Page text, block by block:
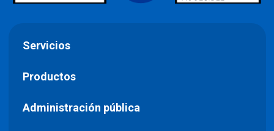
Servicios
Productos
Administración pública